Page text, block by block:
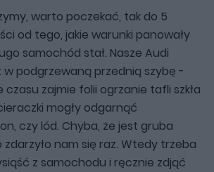
warto poczekać, tak do 5
od tego, jakie warunki panowały
samochód stał. Nasze Audi
podgrzewaną przednią szybę -
czasu zajmie folii ogrzanie tafli szkła
mogły odgarnąć
czy lód. Chyba, że jest gruba
nam się raz. Wtedy trzeba
z samochodu i ręcznie zdjąć